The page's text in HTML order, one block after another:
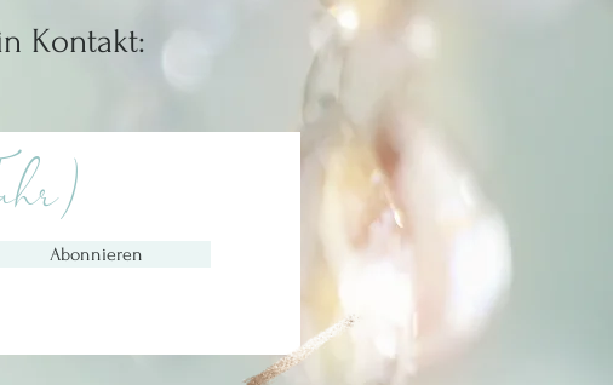
Kontakt:
Abonnieren